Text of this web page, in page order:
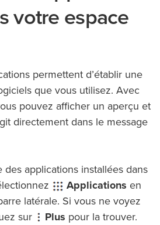
votre espace
permettent d’établir une
que vous utilisez. Avec
pouvez afficher un aperçu et
directement dans le message
des applications installées dans
Applications en
latérale. Si vous ne voyez
sur
Plus pour la trouver.